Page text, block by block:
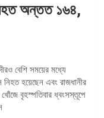
অন্তত ১৬৪,
বেশি সময়ের মধ্যে
হয়েছেন এবং রাজধানীর
বৃহস্পতিবার ধ্বংসস্তূপে